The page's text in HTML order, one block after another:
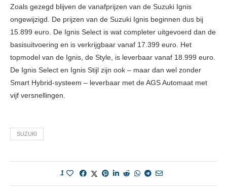
Zoals gezegd blijven de vanafprijzen van de Suzuki Ignis
ongewijzigd. De prijzen van de Suzuki Ignis beginnen dus bij
15.899 euro. De Ignis Select is wat completer uitgevoerd dan de
basisuitvoering en is verkrijgbaar vanaf 17.399 euro. Het
topmodel van de Ignis, de Style, is leverbaar vanaf 18.999 euro.
De Ignis Select en Ignis Stijl zijn ook – maar dan wel zonder
Smart Hybrid-systeem – leverbaar met de AGS Automaat met
vijf versnellingen.
SUZUKI
1